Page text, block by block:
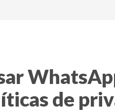
de